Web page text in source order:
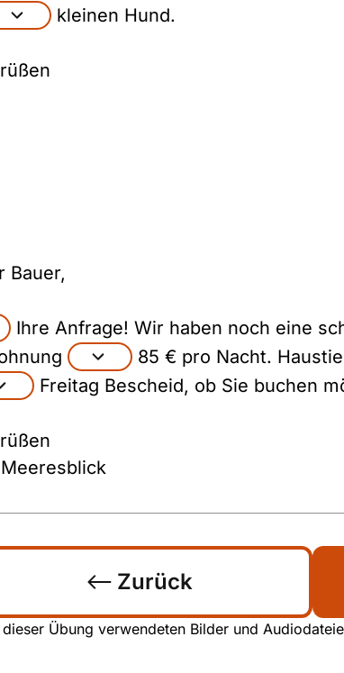
kleinen Hund.
Bauer,
Ihre Anfrage! Wir haben noch eine
85 € pro Nacht.
Freitag Bescheid, ob Sie buchen
Zurück
Übung verwendeten Bilder und